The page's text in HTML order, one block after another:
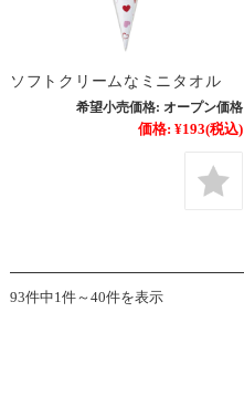
ソフトクリームなミニタオル
希望小売価格: オープン価格
価格: ¥193(税込)
93件中1件～40件を表示